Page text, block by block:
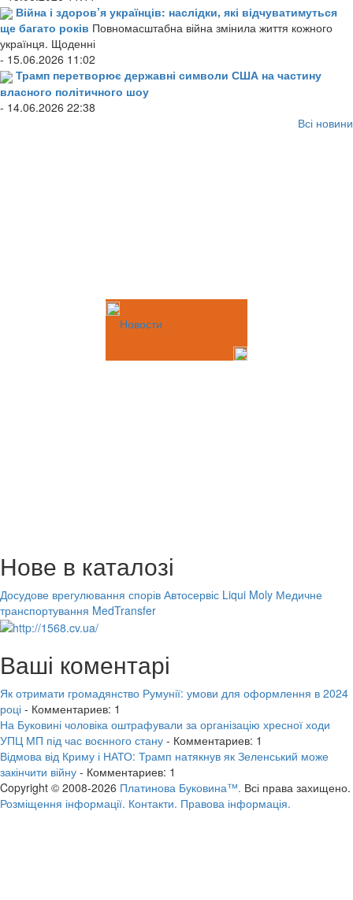
Війна і здоров’я українців: наслідки, які відчуватимуться
ще багато років Повномасштабна війна змінила життя кожного
українця. Щоденні
- 15.06.2026 11:02
Трамп перетворює державні символи США на частину
власного політичного шоу
- 14.06.2026 22:38
Всі новини
Новости
Нове в каталозі
Досудове врегулювання спорів Автосервіс Liqui Moly Медичне
транспортування MedTransfer
Ваші коментарі
Як отримати громадянство Румунії: умови для оформлення в 2024
році - Комментариев: 1
На Буковині чоловіка оштрафували за організацію хресної ходи
УПЦ МП під час воєнного стану - Комментариев: 1
Відмова від Криму і НАТО: Трамп натякнув як Зеленський може
закінчити війну - Комментариев: 1
Copyright © 2008-2026 Платинова Буковина™. Всі права захищено.
Розміщення інформації. Контакти. Правова інформація.